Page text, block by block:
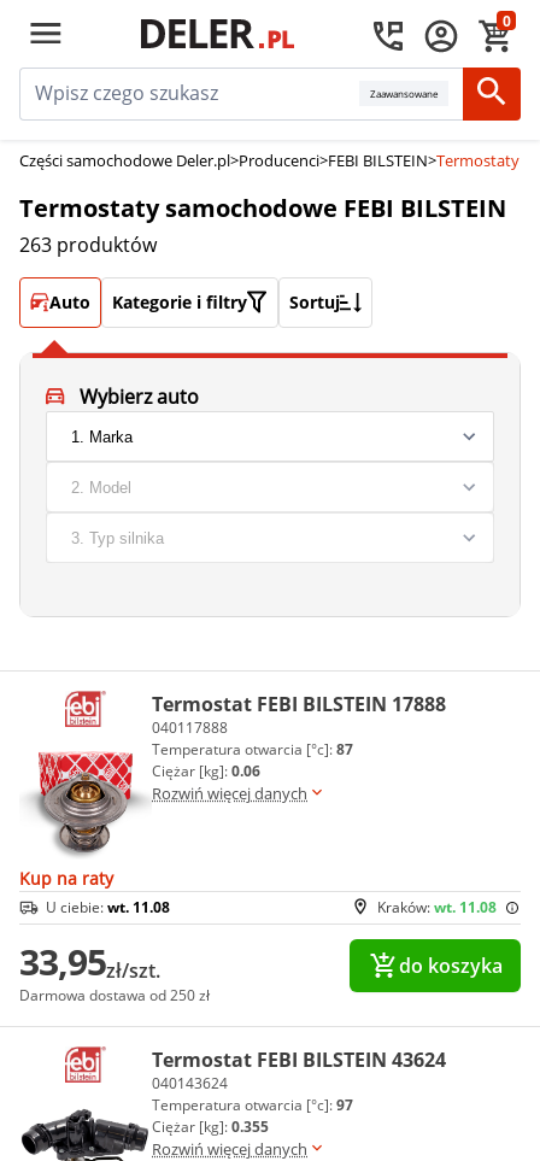
0
Zaawansowane
Części samochodowe Deler.pl>Producenci>FEBI BILSTEIN>Termostaty
Termostaty samochodowe FEBI BILSTEIN
263 produktów
Auto Kategorie i filtry Sortuj
Wybierz auto
Termostat FEBI BILSTEIN 17888
040117888
Temperatura otwarcia [°c]:87
Ciężar [kg]:0.06
Rozwiń więcej danych
Kup na raty
Kraków:wt. 11.08
U ciebie:wt. 11.08
33,95zł/szt.
Darmowa dostawa od 250 zł
do koszyka
Termostat FEBI BILSTEIN 43624
040143624
Temperatura otwarcia [°c]:97
Ciężar [kg]:0.355
Rozwiń więcej danych